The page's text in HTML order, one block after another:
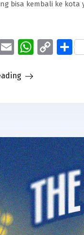
bisa kembali ke kota
Twitter
Email Copy